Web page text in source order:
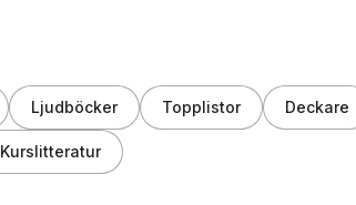
Ljudböcker Topplistor Deckare
Kurslitteratur